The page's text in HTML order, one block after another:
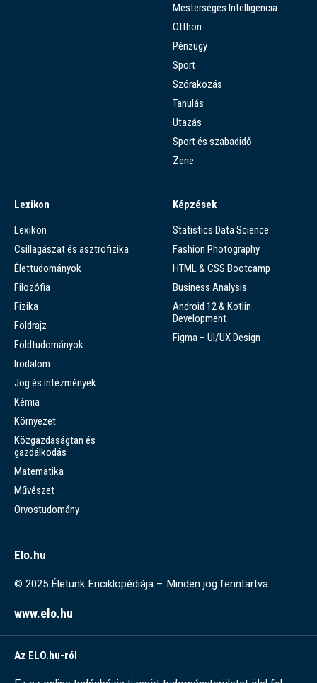
Mesterséges Intelligencia
Otthon
Pénzügy
Sport
Szórakozás
Tanulás
Utazás
Sport és szabadidő
Zene
Lexikon
Lexikon
Csillagászat és asztrofizika
Élettudományok
Filozófia
Fizika
Földrajz
Földtudományok
Irodalom
Jog és intézmények
Kémia
Környezet
Közgazdaságtan és
gazdálkodás
Matematika
Művészet
Orvostudomány
Képzések
Statistics Data Science
Fashion Photography
HTML & CSS Bootcamp
Business Analysis
Android 12 & Kotlin
Development
Figma – UI/UX Design
Elo.hu
© 2025 Életünk Enciklopédiája – Minden jog fenntartva.
www.elo.hu
Az ELO.hu-ról